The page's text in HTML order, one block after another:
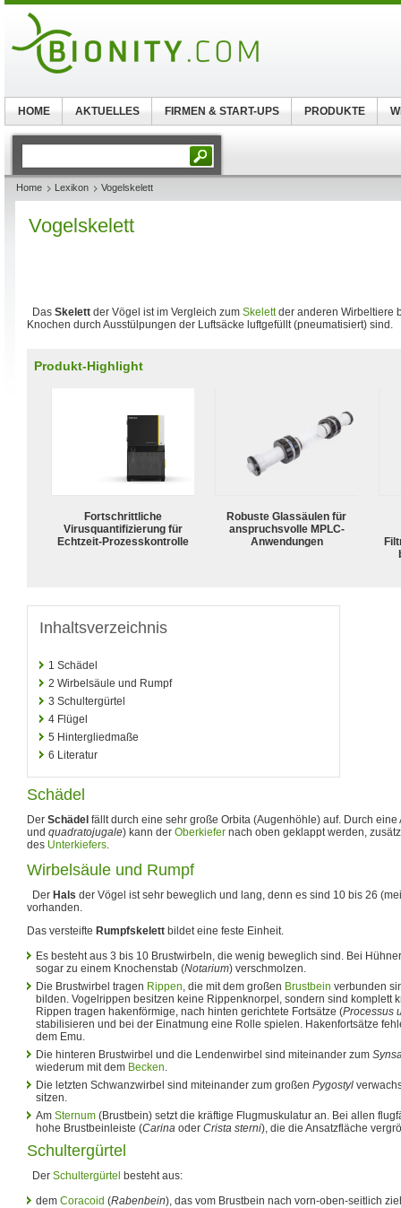
Home Lexikon Vogelskelett
Vogelskelett
Das Skelett der Vögel ist im Vergleich zum Skelettder anderen Wirbeltiere
Knochen durch Ausstülpungen der Luftsäcke luftgefüllt (pneumatisiert) sind.
Produkt-Highlight
Fortschrittliche
Virusquantifizierung für
Echtzeit-Prozesskontrolle
Robuste Glassäulen für
anspruchsvolle MPLC-
Anwendungen
Inhaltsverzeichnis
1 Schädel
2 Wirbelsäule und Rumpf
3 Schultergürtel
4 Flügel
5 Hintergliedmaße
6 Literatur
Schädel
Der Schädel fällt durch eine sehr große Orbita (Augenhöhle) auf. Durch eine
und quadratojugale) kann der Oberkiefer nach oben geklappt werden,
des Unterkiefers.
Wirbelsäule und Rumpf
Der Hals der Vögel ist sehr beweglich und lang, denn es sind 10 bis 26
vorhanden.
Das versteifte Rumpfskelett bildet eine feste Einheit.
Es besteht aus 3 bis 10 Brustwirbeln, die wenig beweglich sind. Bei
sogar zu einem Knochenstab (Notarium) verschmolzen.
Die Brustwirbel tragen Rippen, die mit dem großen Brustbein verbunden
bilden. Vogelrippen besitzen keine Rippenknorpel, sondern sind komplett
Rippen tragen hakenförmige, nach hinten gerichtete Fortsätze (Processus
stabilisieren und bei der Einatmung eine Rolle spielen. Hakenfortsätze
dem Emu.
Die hinteren Brustwirbel und die Lendenwirbel sind miteinander zum
wiederum mit dem Becken.
Die letzten Schwanzwirbel sind miteinander zum großen Pygostyl
sitzen.
Am Sternum (Brustbein) setzt die kräftige Flugmuskulatur an. Bei allen
hohe Brustbeinleiste (Carina oder Crista sterni), die die Ansatzfläche
Schultergürtel
Der Schultergürtel besteht aus:
dem Coracoid (Rabenbein), das vom Brustbein nach vorn-oben-seitlich
HOME AKTUELLES FIRMEN & START-UPS PRODUKTE